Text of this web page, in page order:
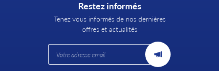
Restez informés
Tenez vous informés de nos dernières
offres et actualités